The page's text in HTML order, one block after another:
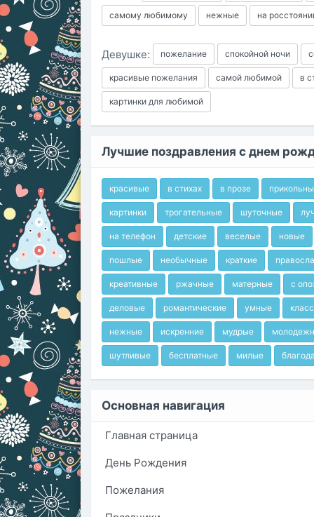
самому любимому нежные на
Девушке: пожелание спокойной ночи
красивые пожелания самой любимой в
картинки для любимой
Лучшие поздравления с днем
красивые в стихах в прозе
картинки трогательные шуточные
на телефон детские веселые новые
пошлые необычные краткие
креативные ржачные матерные с
деловые романтические умные
нежные искренние мудрые
шутливые бесплатные милые
Основная навигация
Главная страница
День Рождения
Пожелания